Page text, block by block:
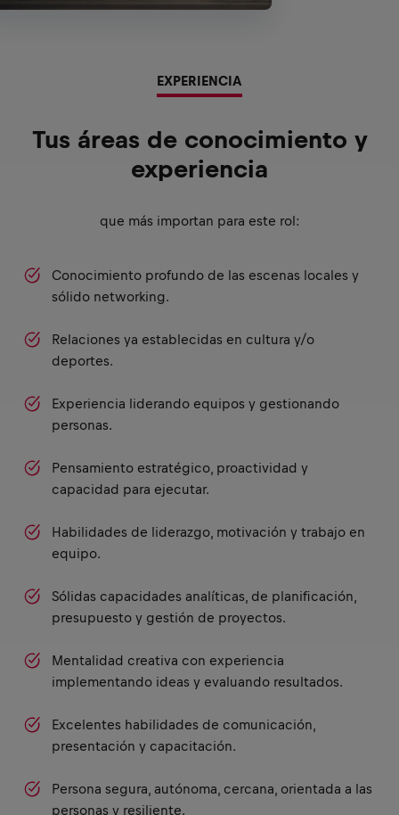
EXPERIENCIA
Tus áreas de conocimiento y
experiencia
que más importan para este rol:
Conocimiento profundo de las escenas locales y
sólido networking.
Relaciones ya establecidas en cultura y/o
deportes.
Experiencia liderando equipos y gestionando
personas.
Pensamiento estratégico, proactividad y
capacidad para ejecutar.
Habilidades de liderazgo, motivación y trabajo en
equipo.
Sólidas capacidades analíticas, de planificación,
presupuesto y gestión de proyectos.
Mentalidad creativa con experiencia
implementando ideas y evaluando resultados.
Excelentes habilidades de comunicación,
presentación y capacitación.
Persona segura, autónoma, cercana, orientada a las
personas y resiliente.